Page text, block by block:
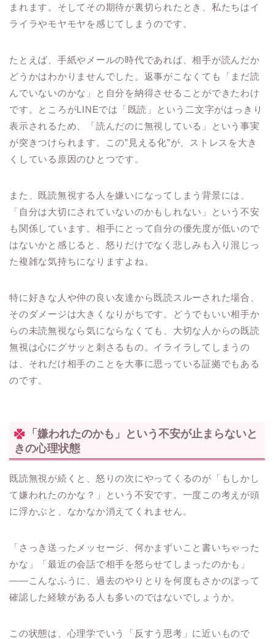
まれます。そしてその期待が裏切られたとき、私たちはイ
ライラやモヤモヤを感じてしまうのです。
たとえば、手紙やメールの時代であれば、相手が読んだか
どうかはわかりませんでした。返事がこなくても「まだ読
んでいないのかな」と自分を納得させることができたわけ
です。ところがLINEでは「既読」という二文字がはっきり
表示されるため、「読んだのに無視している」という事実
が突きつけられます。この”見える化”が、ストレスを大き
くしている原因のひとつです。
また、既読無視する人を嫌いになってしまう背景には、
「自分は大切にされていないのかもしれない」という不安
も関係しています。相手にとって自分の優先度が低いので
はないかと感じると、怒りだけでなく悲しみも入り混じっ
た複雑な気持ちになりますよね。
特に好きな人や仲の良い友達から既読スルーされた場合、
そのダメージは大きくなりがちです。どうでもいい相手か
らの未読無視なら気にならなくても、大切な人からの既読
無視は心にグサッと刺さるもの。イライラしてしまうの
は、それだけ相手のことを大事に思っている証拠でもある
のです。
「嫌われたのかも」という不安が止まらないと
きの心理状態
既読無視が続くと、怒りの次にやってくるのが「もしかし
て嫌われたのかな？」という不安です。一度この考えが頭
に浮かぶと、なかなか消えてくれません。
「さっき送ったメッセージ、何かまずいこと書いちゃった
かな」「最近の会話で相手を怒らせてしまったのかも」
――こんなふうに、過去のやりとりを何度もさかのぼって
確認した経験がある人も多いのではないでしょうか。
この状態は、心理学でいう「反すう思考」に近いもので